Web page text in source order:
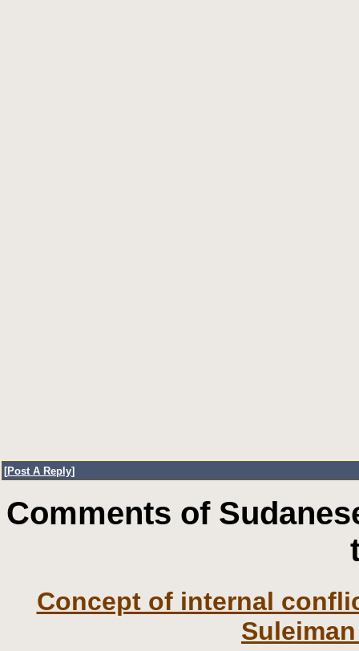
[Post A Reply]
Comments of
Concept of internal